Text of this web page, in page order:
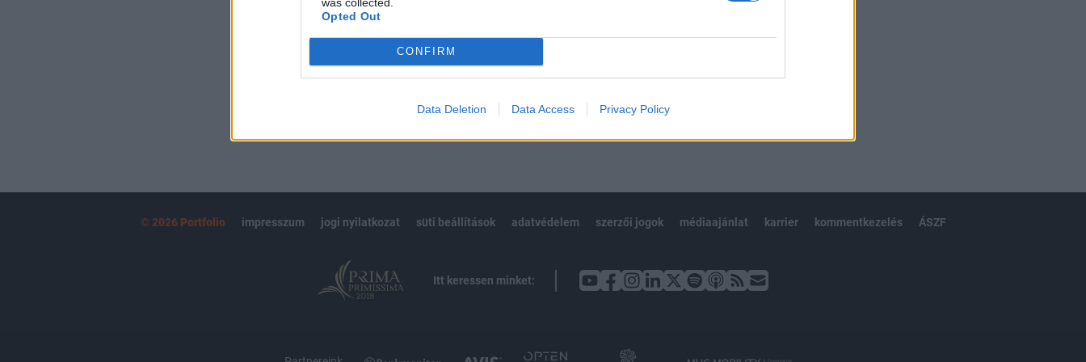
Opted Out
CONFIRM
Data Deletion Data Access Privacy Policy
kötéslistái
Előfizetés
MÁR ELŐFIZETŐNK VAGY? BEJELENTKEZÉS
© 2026 Portfolio impresszum jogi nyilatkozat süti beállítások adatvédelem szerzői jogok médiaajánlat karrier kommentkezelés ÁSZF
Itt keressen minket: